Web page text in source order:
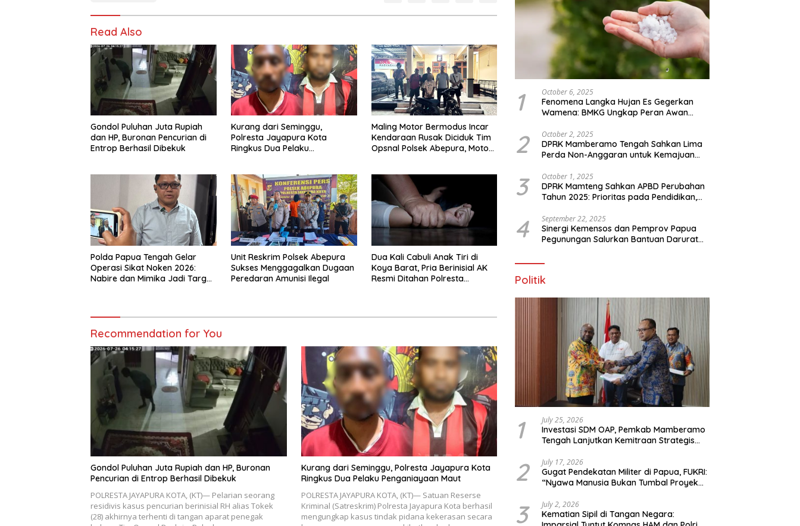
Read Also
Gondol Puluhan Juta Rupiah
dan HP, Buronan Pencurian di
Entrop Berhasil Dibekuk
Kurang dari Seminggu,
Polresta Jayapura Kota
Ringkus Dua Pelaku
Maling Motor Bermodus Incar
Kendaraan Rusak Diciduk Tim
Opsnal Polsek Abepura, Motor
Polda Papua Tengah Gelar
Operasi Sikat Noken 2026:
Nabire dan Mimika Jadi Target
Unit Reskrim Polsek Abepura
Sukses Menggagalkan Dugaan
Peredaran Amunisi Ilegal
Dua Kali Cabuli Anak Tiri di
Koya Barat, Pria Berinisial AK
Resmi Ditahan Polresta
Recommendation for You
Gondol Puluhan Juta Rupiah dan HP, Buronan
Pencurian di Entrop Berhasil Dibekuk
POLRESTA JAYAPURA KOTA, (KT)— Pelarian seorang
residivis kasus pencurian berinisial RH alias Tokek
(28) akhirnya terhenti di tangan aparat penegak
Kurang dari Seminggu, Polresta Jayapura Kota
Ringkus Dua Pelaku Penganiayaan Maut
POLRESTA JAYAPURA KOTA, (KT)— Satuan Reserse
Kriminal (Satreskrim) Polresta Jayapura Kota berhasil
mengungkap kasus tindak pidana kekerasan secara
1 October 6, 2025
Fenomena Langka Hujan Es Gegerkan
Wamena: BMKG Ungkap Peran Awan
Ekstrem Peralihan Musim
2 October 2, 2025
DPRK Mamberamo Tengah Sahkan Lima
Perda Non-Anggaran untuk Kemajuan
3 October 1, 2025
DPRK Mamteng Sahkan APBD Perubahan
Tahun 2025: Prioritas pada Pendidikan,
4 September 22, 2025
Sinergi Kemensos dan Pemprov Papua
Pegunungan Salurkan Bantuan Darurat
Politik
1 July 25, 2026
Investasi SDM OAP, Pemkab Mamberamo
Tengah Lanjutkan Kemitraan Strategis
2 July 17, 2026
Gugat Pendekatan Militer di Papua, FUKRI:
“Nyawa Manusia Bukan Tumbal Proyek
3 July 2, 2026
Kematian Sipil di Tangan Negara: